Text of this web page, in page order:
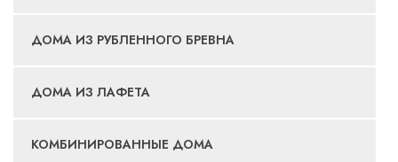
ДОМА ИЗ РУБЛЕННОГО БРЕВНА
ДОМА ИЗ ЛАФЕТА
КОМБИНИРОВАННЫЕ ДОМА